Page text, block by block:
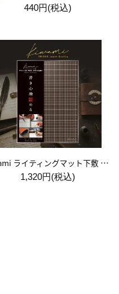
440円(税込)
Kiwami ライティングマット下敷 A4+【ブラウン&キャメル】
1,320円(税込)